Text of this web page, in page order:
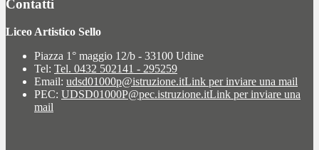
Contatti
Liceo Artistico Sello
Piazza 1° maggio 12/b - 33100 Udine
Tel: Tel. 0432 502141 - 295259
Email: udsd01000p@istruzione.itLink per inviare una mail
PEC: UDSD01000P@pec.istruzione.itLink per inviare una
mail